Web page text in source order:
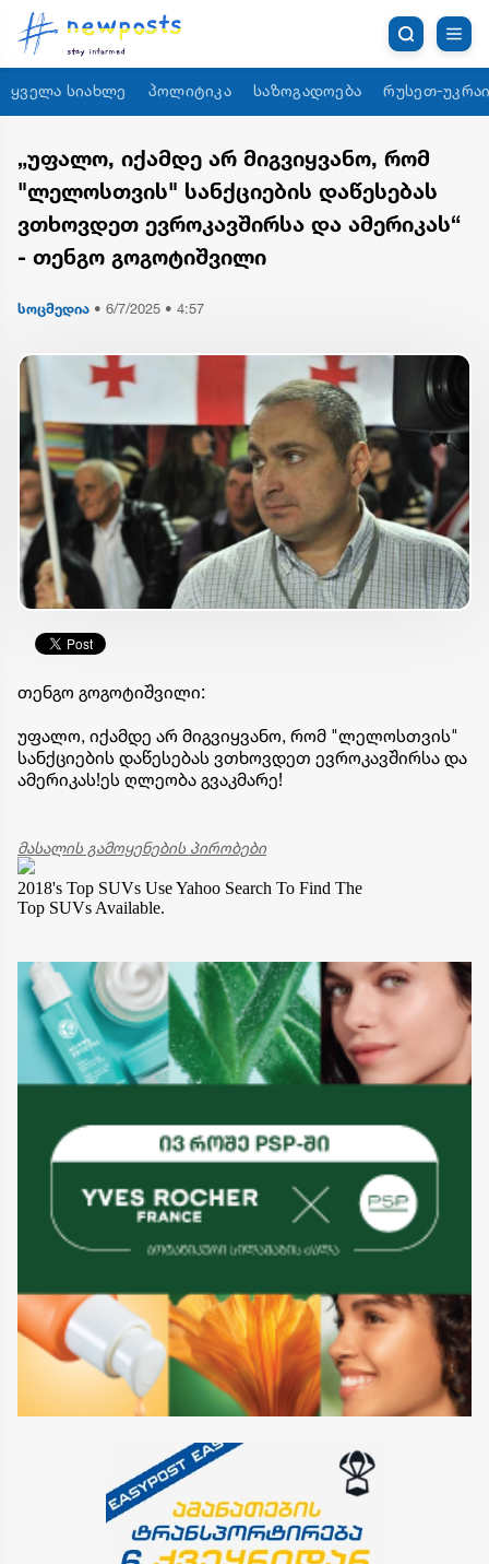
ყველა სიახლე პოლიტიკა საზოგადოება რუსეთ-
„უფალო, იქამდე არ მიგვიყვანო, რომ
"ლელოსთვის" სანქციების დაწესებას
ვთხოვდეთ ევროკავშირსა და ამერიკას“
- თენგო გოგოტიშვილი
სოცმედია • 6/7/2025 • 4:57
თენგო გოგოტიშვილი:
უფალო, იქამდე არ მიგვიყვანო, რომ "ლელოსთვის"
სანქციების დაწესებას ვთხოვდეთ ევროკავშირსა და
ამერიკას!ეს ღლეობა გვაკმარე!
მასალის გამოყენების პირობები
2018's Top SUVs Use Yahoo Search To Find The
Top SUVs Available.